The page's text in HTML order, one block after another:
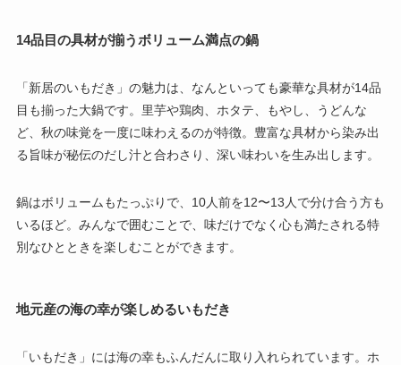
14品目の具材が揃うボリューム満点の鍋
「新居のいもだき」の魅力は、なんといっても豪華な具材が14品
目も揃った大鍋です。里芋や鶏肉、ホタテ、もやし、うどんな
ど、秋の味覚を一度に味わえるのが特徴。豊富な具材から染み出
る旨味が秘伝のだし汁と合わさり、深い味わいを生み出します。
鍋はボリュームもたっぷりで、10人前を12〜13人で分け合う方も
いるほど。みんなで囲むことで、味だけでなく心も満たされる特
別なひとときを楽しむことができます。
地元産の海の幸が楽しめるいもだき
「いもだき」には海の幸もふんだんに取り入れられています。ホ